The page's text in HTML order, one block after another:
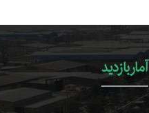
آماربازدید